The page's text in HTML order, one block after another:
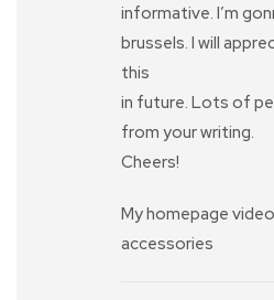
informative. I’m
brussels. I will
this
in future. Lots of
from your writing.
Cheers!
My homepage
accessories